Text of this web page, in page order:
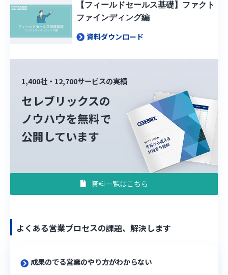
【フィールドセールス基礎】ファクト
ファインディング編
資料ダウンロード
1,400社・12,700サービスの実績
セレブリックスの
ノウハウを無料で
公開しています
資料一覧はこちら
よくある営業プロセスの課題、解決します
成果のでる営業のやり方がわからない